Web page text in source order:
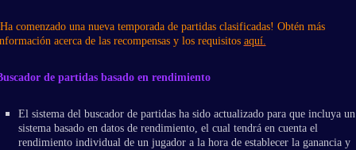
comenzado una nueva temporada de partidas clasificadas! Obtén más
acerca de las recompensas y los requisitos aquí.
de partidas basado en rendimiento
El sistema del buscador de partidas ha sido actualizado para que incluya un
sistema basado en datos de rendimiento, el cual tendrá en cuenta el
rendimiento individual de un jugador a la hora de establecer la ganancia y